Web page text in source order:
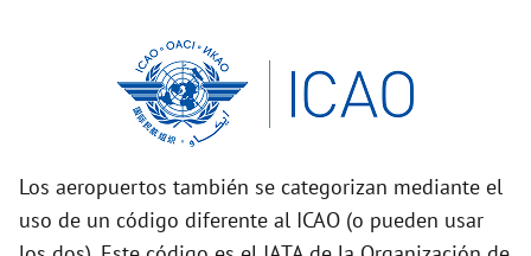
Los aeropuertos también se categorizan mediante el
uso de un código diferente al ICAO (o pueden usar